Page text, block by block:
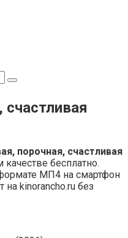
счастливая
порочная, счастливая
бесплатно.
МП4 на смартфон
kinorancho.ru без